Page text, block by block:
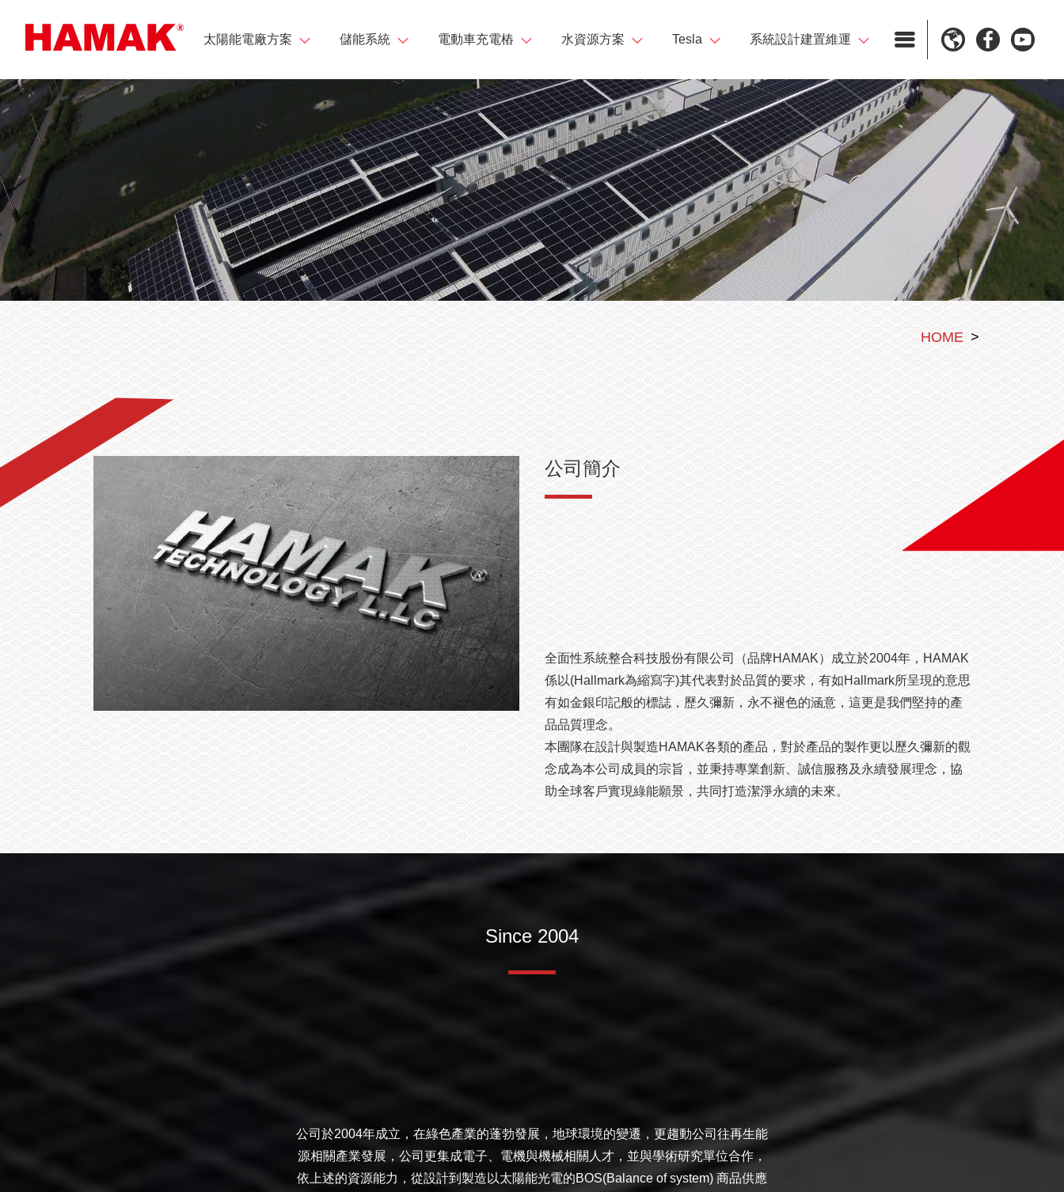
太陽能電廠方案
台達太陽能變流器
H5E_220
台達太陽能變流器
M20A_220
台達太陽能變流器
M30A_230
台達太陽能變流器
M70A_263
台達太陽能變流器
M100_210
台達太陽能變流器
M100A_283
台達太陽能變流器DP60C-
GD-10
台電Dreams解決方案
台達PV Gateway
支架
屋頂型 夾型固定件
屋頂型 h型固定件
屋頂型 G型固定件
落地架
棚架
電力併網設備
DC直流箱
日照溫度錶箱
太陽能電廠工程實績
策略夥伴
儲能系統
台達儲能系統
台達儲能系統DELTerra C
台達儲能解決方案
小型儲能
移動式獨立型充電箱
充放電控制器
獨立型充電箱
獨立型變流器
太陽能複合電力系統
家用型儲能系統
儲能工程實績
電動車充電樁
台達充電樁
台達AC Mini Plus 7kW
台達AC MAX 7kW、
11kW、21kW
台達DC Wallbox 50kW
台達DC City Charger
100kW
台達DC City Charger
200kW
台達High Power Charger
350kW
台達電動車EMS管理
台達電動車EMS管理
充電柱立柱
DC充電樁立柱 EV Pole
AC充電樁立柱 EV Pole
充電樁儲值計費系統
充電樁儲值計費系統-計度式
電動車充電樁工程實績
充電樁合作夥伴
水資源方案
小型太陽能馬達驅動器
大型太陽能馬達驅動器
太陽能海水淡化機
Tesla
Powerwall 家用儲能
Powerwall 家用儲能
系統設計建置維運
太陽能電廠規畫施工
EV充電樁規畫施工
維修服務
太陽能電廠工程實績
儲能工程實績
電動車充電樁工程實績
English
繁體中文
Việt Ngữ
MENU
關於我們
最新消息
太陽能電廠方案
儲能系統
電動車充電樁
水資源方案
Tesla
系統設計建置維運
聯絡我們
HOME
公司簡介
全面性系統整合科技股份有限公司（品牌HAMAK）成立於2004年，HAMAK
係以(Hallmark為縮寫字)其代表對於品質的要求，有如Hallmark所呈現的意思
有如金銀印記般的標誌，歷久彌新，永不褪色的涵意，這更是我們堅持的產
品品質理念。
本團隊在設計與製造HAMAK各類的產品，對於產品的製作更以歷久彌新的觀
念成為本公司成員的宗旨，並秉持專業創新、誠信服務及永續發展理念，協
助全球客戶實現綠能願景，共同打造潔淨永續的未來。
Since 2004
公司於2004年成立，在綠色產業的蓬勃發展，地球環境的變遷，更趨動公司往再生能
源相關產業發展，公司更集成電子、電機與機械相關人才，並與學術研究單位合作，
依上述的資源能力，從設計到製造以太陽能光電的BOS(Balance of system) 商品供應